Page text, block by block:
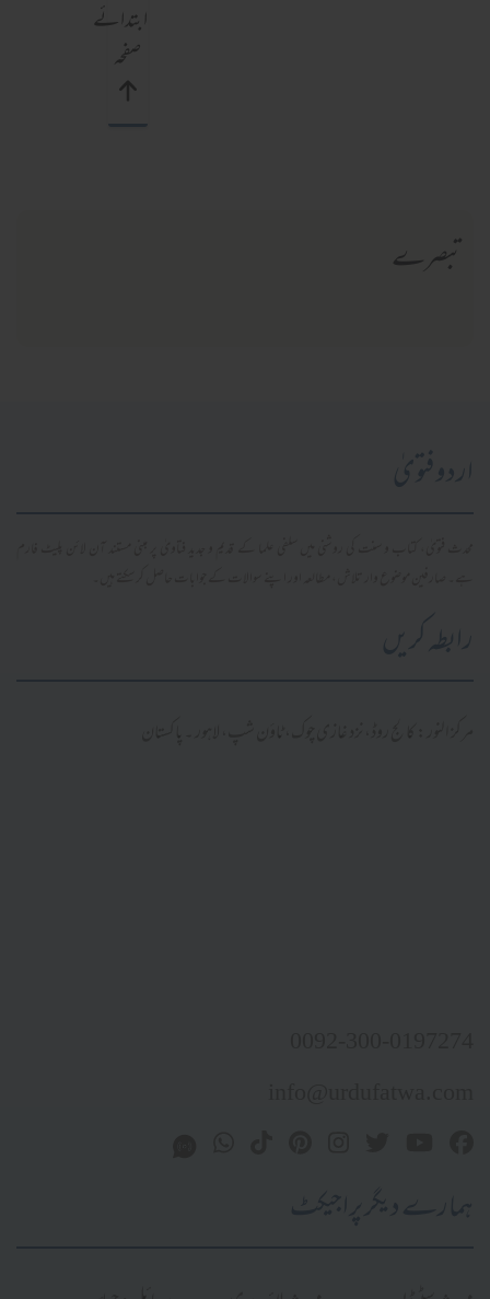
ابتدائے
صفحہ
تبصرے